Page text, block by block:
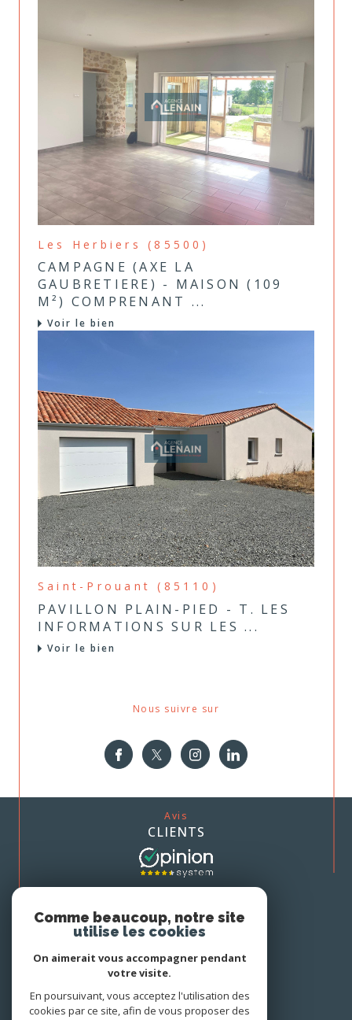
Les Herbiers (85500)
CAMPAGNE (AXE LA
GAUBRETIERE) - MAISON (109
M²) COMPRENANT ...
Voir le bien
Saint-Prouant (85110)
PAVILLON PLAIN-PIED - T. LES
INFORMATIONS SUR LES ...
Voir le bien
Nous suivre sur
Avis
CLIENTS
ADHÉRONS
Comme beaucoup, notre site
utilise les cookies
On aimerait vous accompagner pendant
votre visite.
En poursuivant, vous acceptez l'utilisation des
cookies par ce site, afin de vous proposer des